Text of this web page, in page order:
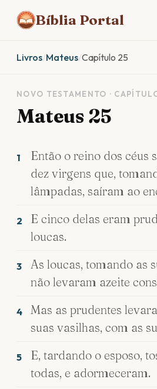
Bíblia Portal
Livros/Mateus/Capítulo 25
NOVO TESTAMENTO ·
Mateus 25
1
Então o reino dos céus
dez virgens que,
lâmpadas, saíram ao
2
E cinco delas eram
loucas.
3
As loucas, tomando as
não levaram azeite
4
Mas as prudentes
suas vasilhas, com as
5
E, tardando o esposo,
todas, e adormeceram.